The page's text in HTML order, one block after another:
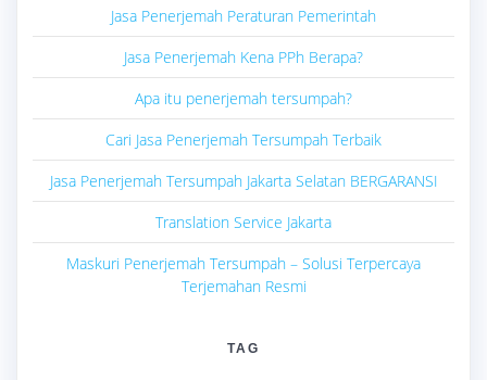
Jasa Penerjemah Peraturan Pemerintah
Jasa Penerjemah Kena PPh Berapa?
Apa itu penerjemah tersumpah?
Cari Jasa Penerjemah Tersumpah Terbaik
Jasa Penerjemah Tersumpah Jakarta Selatan BERGARANSI
Translation Service Jakarta
Maskuri Penerjemah Tersumpah – Solusi Terpercaya
Terjemahan Resmi
TAG